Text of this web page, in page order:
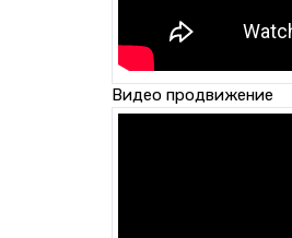
Видео продвижение